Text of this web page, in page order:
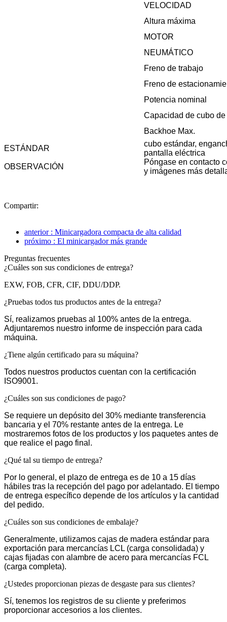
VELOCIDAD
Altura máxima
MOTOR
NEUMÁTICO
Freno de trabajo
Freno de
Potencia nominal
Capacidad de cubo
Backhoe Max.
ESTÁNDAR
cubo estándar,
pantalla eléctrica
OBSERVACIÓN
Póngase en contacto
y imágenes más
Compartir:
anterior : Minicargadora compacta de alta calidad
próximo : El minicargador más grande
Preguntas frecuentes
¿Cuáles son sus condiciones de entrega?
EXW, FOB, CFR, CIF, DDU/DDP.
¿Pruebas todos tus productos antes de la entrega?
Sí, realizamos pruebas al 100% antes de la entrega.
Adjuntaremos nuestro informe de inspección para cada
máquina.
¿Tiene algún certificado para su máquina?
Todos nuestros productos cuentan con la certificación
ISO9001.
¿Cuáles son sus condiciones de pago?
Se requiere un depósito del 30% mediante transferencia
bancaria y el 70% restante antes de la entrega. Le
mostraremos fotos de los productos y los paquetes antes de
que realice el pago final.
¿Qué tal su tiempo de entrega?
Por lo general, el plazo de entrega es de 10 a 15 días
hábiles tras la recepción del pago por adelantado. El tiempo
de entrega específico depende de los artículos y la cantidad
del pedido.
¿Cuáles son sus condiciones de embalaje?
Generalmente, utilizamos cajas de madera estándar para
exportación para mercancías LCL (carga consolidada) y
cajas fijadas con alambre de acero para mercancías FCL
(carga completa).
¿Ustedes proporcionan piezas de desgaste para sus clientes?
Sí, tenemos los registros de su cliente y preferimos
proporcionar accesorios a los clientes.